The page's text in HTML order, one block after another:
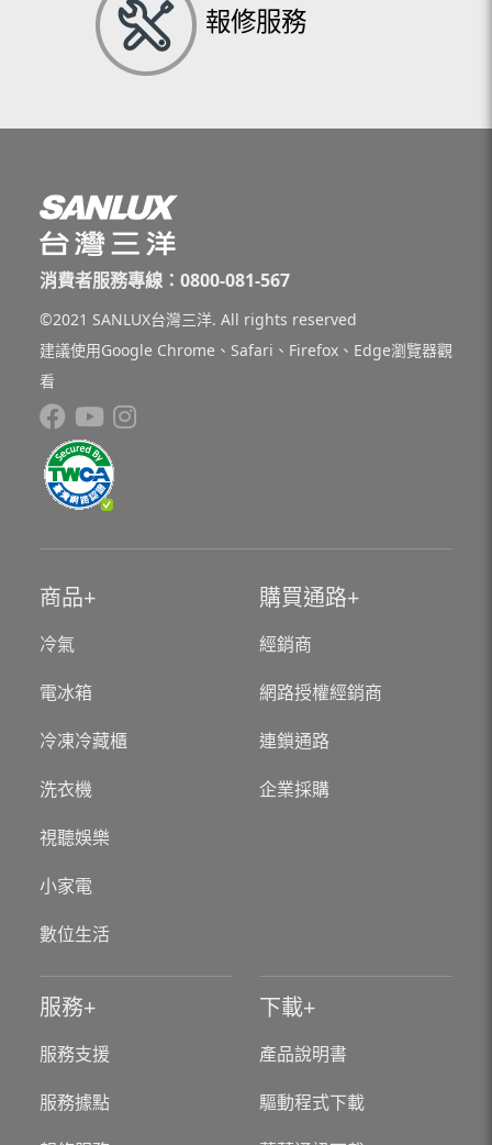
報修服務
消費者服務專線：0800-081-567
©2021 SANLUX台灣三洋. All rights reserved
建議使用Google Chrome、Safari、Firefox、Edge瀏覽器觀
看
商品
冷氣
電冰箱
冷凍冷藏櫃
洗衣機
視聽娛樂
小家電
數位生活
購買通路
經銷商
網路授權經銷商
連鎖通路
企業採購
服務
服務支援
服務據點
下載
產品說明書
驅動程式下載